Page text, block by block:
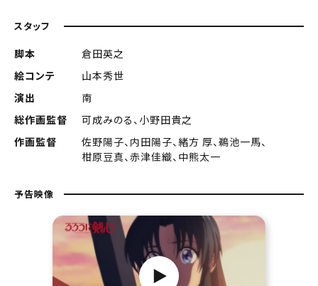
スタッフ
脚本
倉田英之
絵コンテ
山本秀世
演出
南
総作画監督
可成みのる、小野田貴之
作画監督
佐野陽子、内田陽子、緒方 厚、鵜池一馬、
柑原豆真、赤津佳織、中熊太一
予告映像